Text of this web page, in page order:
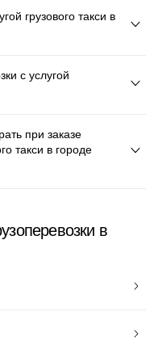
грузового такси в
с услугой
при заказе
такси в городе
в